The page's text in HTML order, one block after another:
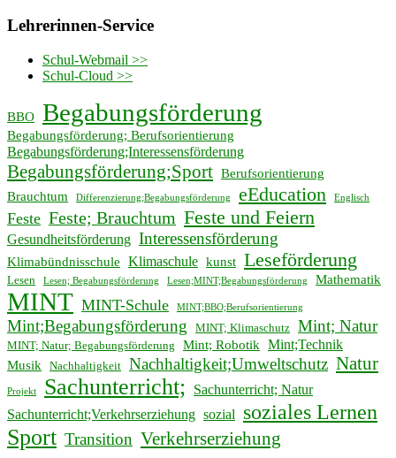
Lehrerinnen-Service
Schul-Webmail >>
Schul-Cloud >>
BBO Begabungsförderung
Begabungsförderung; Berufsorientierung
Begabungsförderung;Interessensförderung
Begabungsförderung;Sport Berufsorientierung
Brauchtum
Differenzierung;Begabungsförderung eEducation Englisch
Feste Feste; Brauchtum Feste und Feiern
Gesundheitsförderung Interessensförderung
Klimabündnisschule Klimaschule kunst Leseförderung
Lesen Lesen; Begabungsförderung Lesen;MINT;Begabungsförderung Mathematik
MINT MINT-Schule MINT;BBO;Berufsorientierung
Mint;Begabungsförderung MINT; Klimaschutz Mint; Natur
MINT; Natur; Begabungsförderung Mint; Robotik Mint;Technik
Musik Nachhaltigkeit Nachhaltigkeit;Umweltschutz Natur
Projekt Sachunterricht; Sachunterricht; Natur
Sachunterricht;Verkehrserziehung sozial soziales Lernen
Sport Transition Verkehrserziehung